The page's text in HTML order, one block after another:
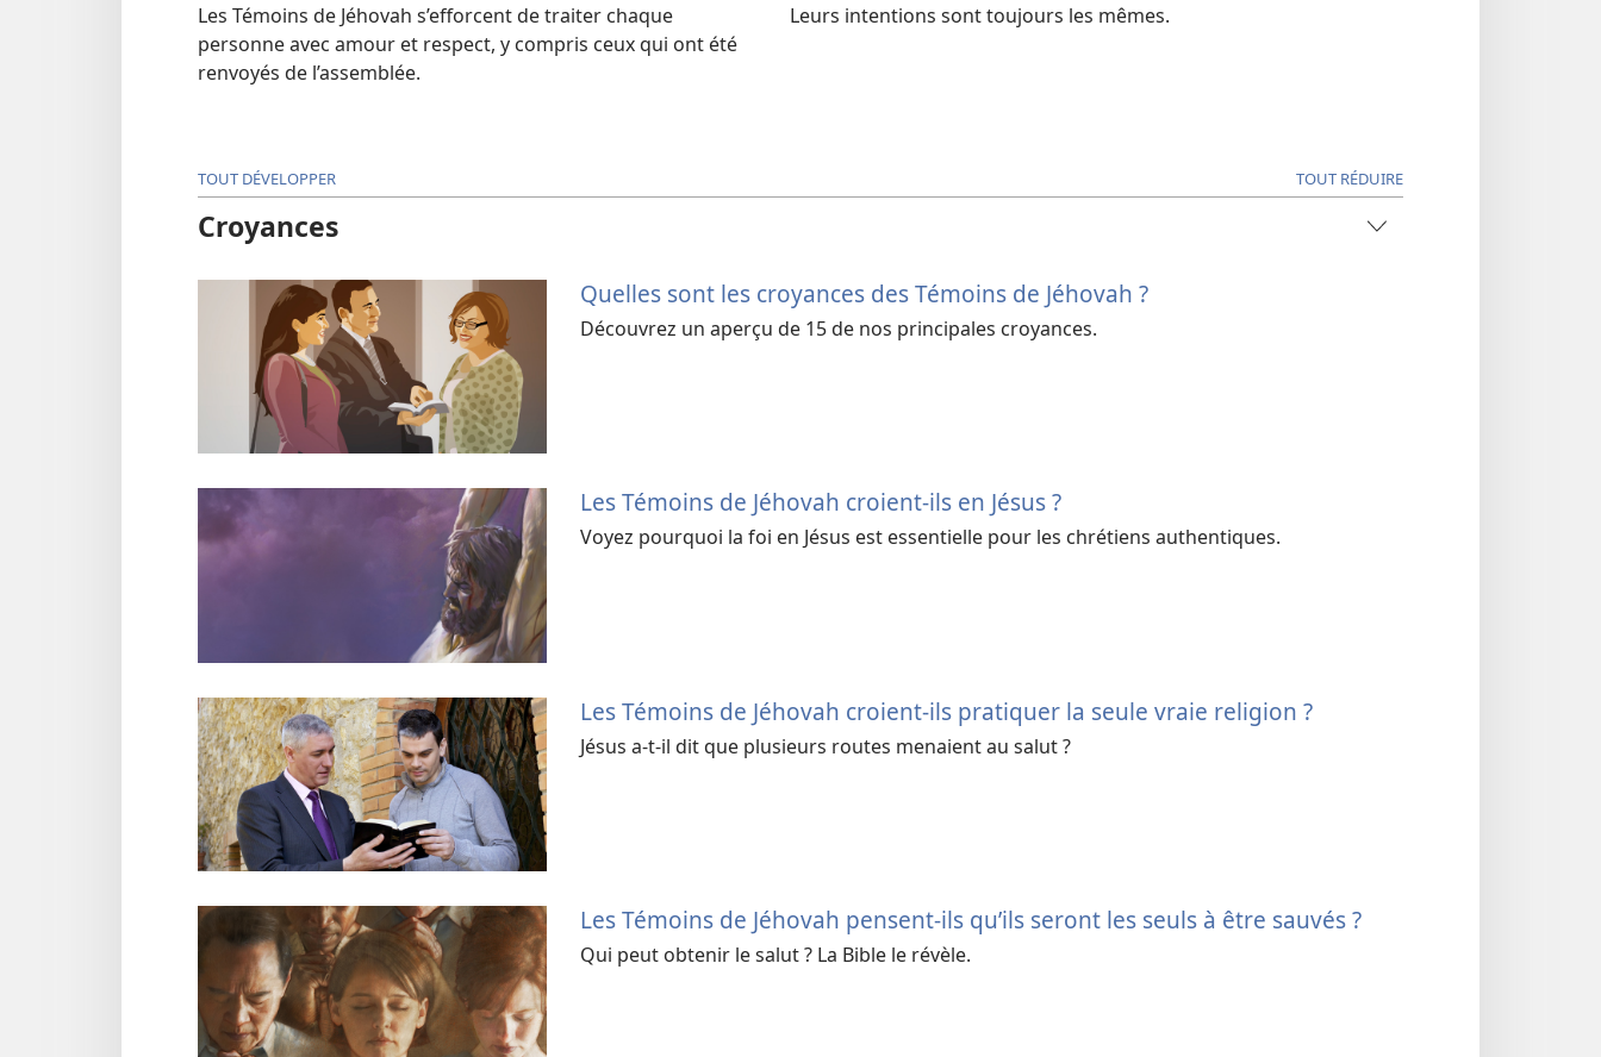
Les Témoins de Jéhovah s’efforcent de traiter chaque
personne avec amour et respect, y compris ceux qui ont été
renvoyés de l’assemblée.
Leurs intentions sont toujours les mêmes.
TOUT DÉVELOPPER TOUT RÉDUIRE
Croyances
Quelles sont les croyances des Témoins de Jéhovah ?
Découvrez un aperçu de 15 de nos principales croyances.
Les Témoins de Jéhovah croient-​ils en Jésus ?
Voyez pourquoi la foi en Jésus est essentielle pour les chrétiens authentiques.
Les Témoins de Jéhovah croient-​ils pratiquer la seule vraie religion ?
Jésus a-​t-​il dit que plusieurs routes menaient au salut ?
Les Témoins de Jéhovah pensent-ils qu’ils seront les seuls à être sauvés ?
Qui peut obtenir le salut ? La Bible le révèle.